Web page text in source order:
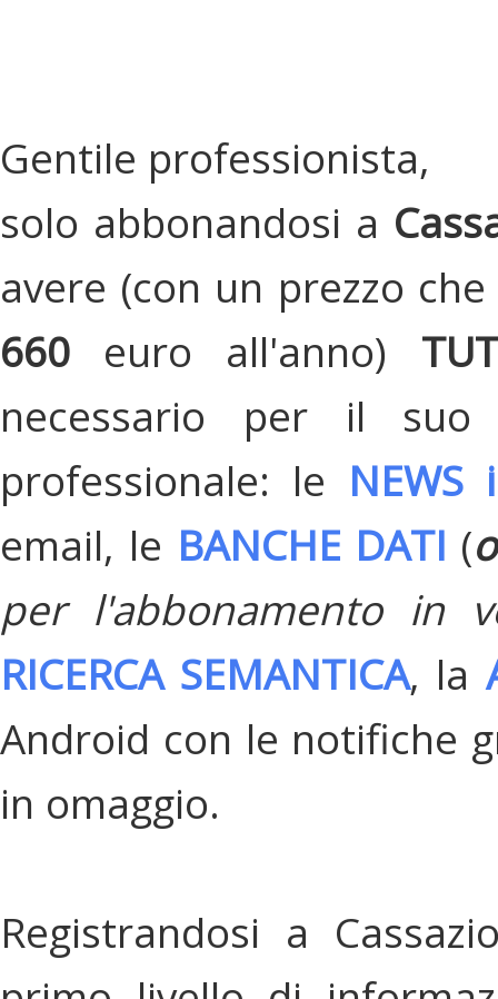
Gentile professionista,
solo abbonandosi a
avere (con un prezzo
660 euro all'anno)
necessario per il suo
professionale: le
email, le BANCHE DATI (
per l'abbonamento in
RICERCA SEMANTICA, la
Android con le notifiche
in omaggio.
Registrandosi a